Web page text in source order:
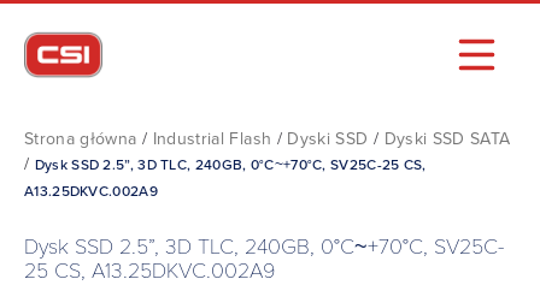
Strona główna / Industrial Flash / Dyski SSD / Dyski SSD SATA
/ Dysk SSD 2.5”, 3D TLC, 240GB, 0°C~+70°C, SV25C-25 CS,
A13.25DKVC.002A9
Dysk SSD 2.5”, 3D TLC, 240GB, 0°C~+70°C, SV25C-
25 CS, A13.25DKVC.002A9